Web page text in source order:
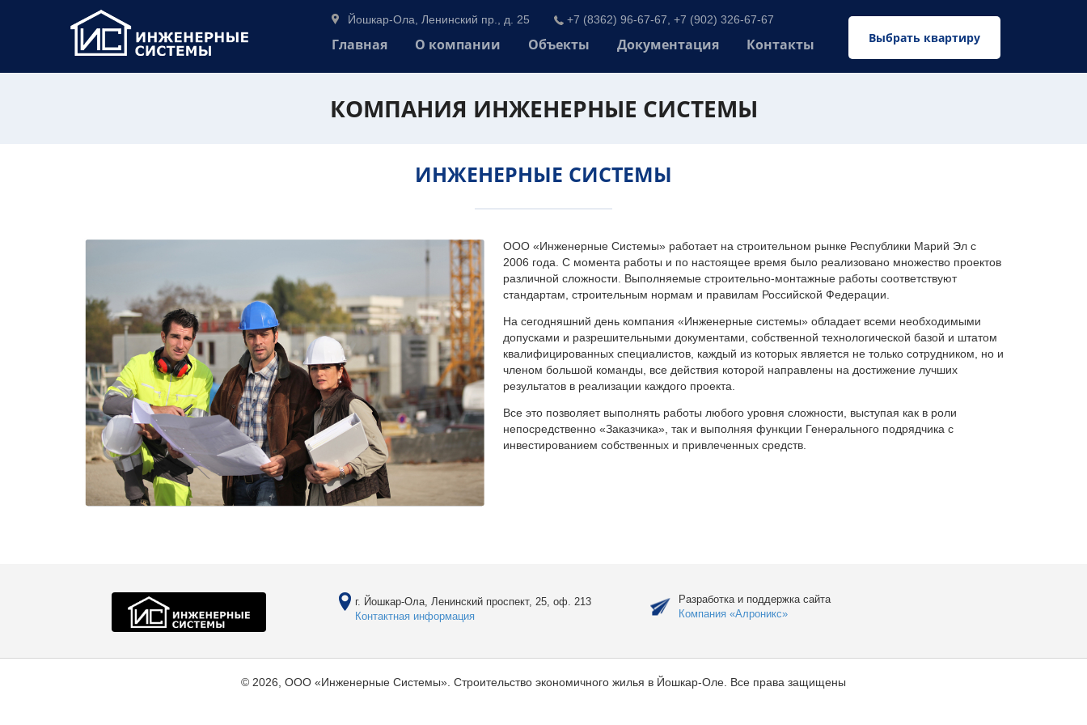
Выбрать квартиру
Йошкар-Ола, Ленинский пр., д. 25 +7 (8362) 96-67-67, +7 (902) 326-67-67
Главная О компании Объекты Документация Контакты
КОМПАНИЯ ИНЖЕНЕРНЫЕ СИСТЕМЫ
ИНЖЕНЕРНЫЕ СИСТЕМЫ
ООО «Инженерные Системы» работает на строительном рынке Республики Марий Эл с
2006 года. С момента работы и по настоящее время было реализовано множество проектов
различной сложности. Выполняемые строительно-монтажные работы соответствуют
стандартам, строительным нормам и правилам Российской Федерации.
На сегодняшний день компания «Инженерные системы» обладает всеми необходимыми
допусками и разрешительными документами, собственной технологической базой и штатом
квалифицированных специалистов, каждый из которых является не только сотрудником, но и
членом большой команды, все действия которой направлены на достижение лучших
результатов в реализации каждого проекта.
Все это позволяет выполнять работы любого уровня сложности, выступая как в роли
непосредственно «Заказчика», так и выполняя функции Генерального подрядчика с
инвестированием собственных и привлеченных средств.
г. Йошкар-Ола, Ленинский проспект, 25, оф. 213
Контактная информация
Разработка и поддержка сайта
Компания «Алроникс»
© 2026, ООО «Инженерные Системы». Строительство экономичного жилья в Йошкар-Оле. Все права защищены